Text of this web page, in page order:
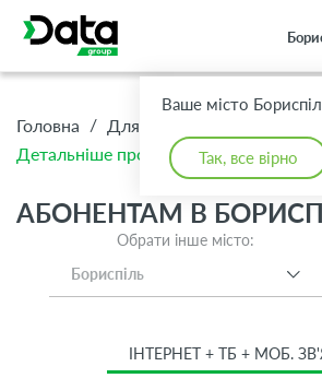
Ваше місто
Так, все вірно
Головна / Для Дому
Детальніше про тариф Преміум
АБОНЕНТАМ В
Обрати інше місто:
Бориспіль
ІНТЕРНЕТ + ТБ + МОБ.